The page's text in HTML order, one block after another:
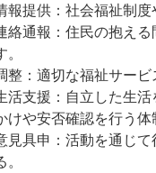
報提供：社会福祉制度
絡通報：住民の抱え
。
整：適切な福祉サービ
活支援：自立した生
けや安否確認を行う体
見具申：活動を通じ
。